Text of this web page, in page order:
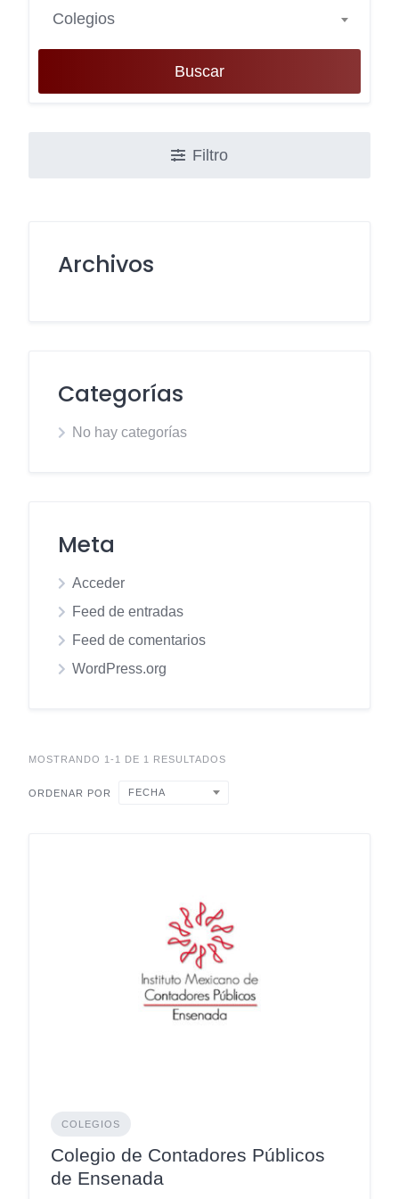
Colegios
Buscar
Filtro
Archivos
Categorías
No hay categorías
Meta
Acceder
Feed de entradas
Feed de comentarios
WordPress.org
MOSTRANDO 1-1 DE 1 RESULTADOS
ORDENAR POR FECHA
COLEGIOS
Colegio de Contadores Públicos
de Ensenada